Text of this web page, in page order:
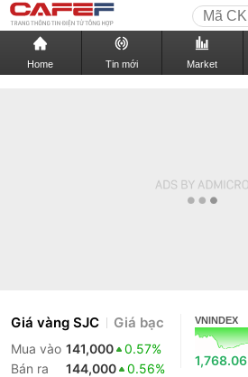
Home Tin mới Market
Giá vàng SJC Giá bạc
Mua vào 141,000
0.57%
Bán ra
144,000 0.56%
VNINDEX
1,768.06